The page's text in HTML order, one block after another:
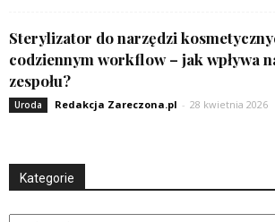
Sterylizator do narzędzi
codziennym workflow – jak wpływa
zespołu?
Uroda Redakcja Zareczona.pl - 28 kwietnia 2026
Kategorie
Kategorie